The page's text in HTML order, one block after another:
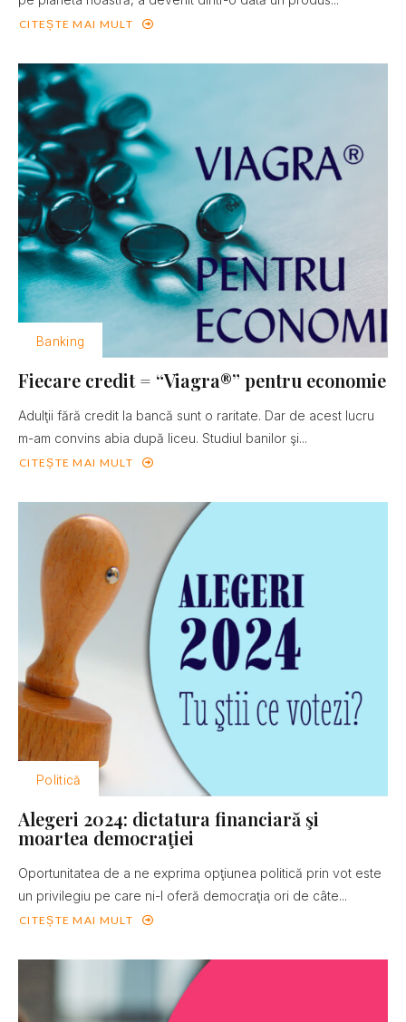
CITEȘTE MAI MULT
Banking
Fiecare credit = “Viagra®” pentru economie
Adulţii fără credit la bancă sunt o raritate. Dar de acest lucru
m-am convins abia după liceu. Studiul banilor şi...
CITEȘTE MAI MULT
Politică
Alegeri 2024: dictatura financiară şi
moartea democraţiei
Oportunitatea de a ne exprima opţiunea politică prin vot este
un privilegiu pe care ni-l oferă democraţia ori de câte...
CITEȘTE MAI MULT